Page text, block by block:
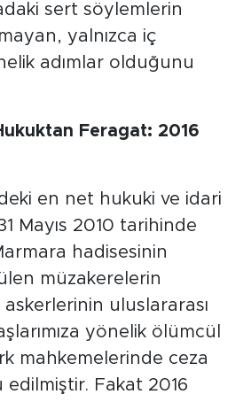
sert söylemlerin
yalnızca iç
adımlar olduğunu
Feragat: 2016
en net hukuki ve idari
Mayıs 2010 tarihinde
hadisesinin
müzakerelerin
uluslararası
yönelik ölümcül
mahkemelerinde ceza
edilmiştir. Fakat 2016